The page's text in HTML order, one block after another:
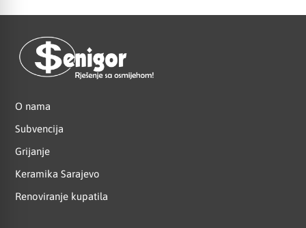
O nama
Subvencija
Grijanje
Keramika Sarajevo
Renoviranje kupatila